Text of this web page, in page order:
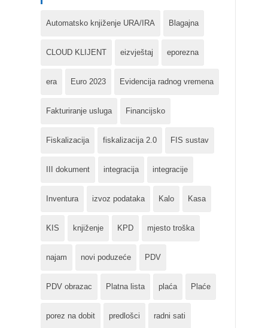
Automatsko knjiženje URA/IRA Blagajna
CLOUD KLIJENT eizvještaj eporezna
era Euro 2023 Evidencija radnog vremena
Fakturiranje usluga Financijsko
Fiskalizacija fiskalizacija 2.0 FIS sustav
III dokument integracija integracije
Inventura izvoz podataka Kalo Kasa
KIS knjiženje KPD mjesto troška
najam novi poduzeće PDV
PDV obrazac Platna lista plaća Plaće
porez na dobit predlošci radni sati